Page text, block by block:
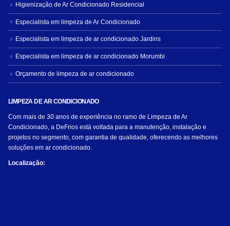
Higienização de Ar Condicionado Residencial
Especialista em limpeza de Ar Condicionado
Especialista em limpeza de ar condicionado Jardins
Especialista em limpeza de ar condicionado Morumbi
Orçamento de limpeza de ar condicionado
LIMPEZA DE AR CONDICIONADO
Com mais de 30 anos de experiência no ramo de Limpeza de Ar
Condicionado, a DeFrios está voltada para a manutenção, instalação e
projetos no segmento, com garantia de qualidade, oferecendo as melhores
soluções em ar condicionado.
Localização: